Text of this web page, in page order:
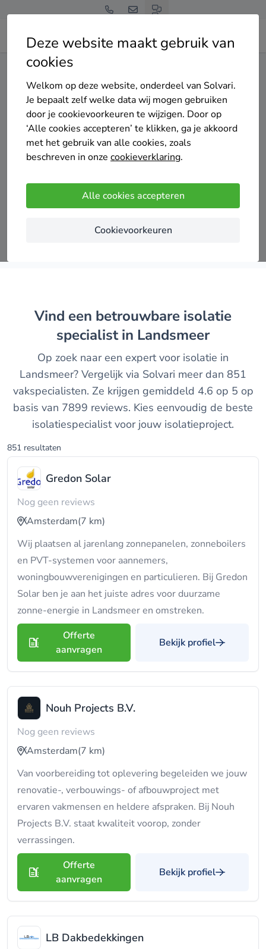
Deze website maakt gebruik van
cookies
Welkom op deze website, onderdeel van Solvari.
Je bepaalt zelf welke data wij mogen gebruiken
door je cookievoorkeuren te wijzigen. Door op
‘Alle cookies accepteren’ te klikken, ga je akkoord
met het gebruik van alle cookies, zoals
beschreven in onze cookieverklaring.
Alle cookies accepteren
Cookievoorkeuren
Home Isolatie
Gratis en vrijblijvend
Top 20 isolatie
specialisten in
Landsmeer
Vergelijk offertes
Vind een betrouwbare isolatie
specialist in Landsmeer
Op zoek naar een expert voor isolatie in
Landsmeer? Vergelijk via Solvari meer dan 851
vakspecialisten. Ze krijgen gemiddeld 4.6 op 5 op
basis van 7899 reviews. Kies eenvoudig de beste
isolatiespecialist voor jouw isolatieproject.
851 resultaten
Gredon Solar
Nog geen reviews
Amsterdam(7 km)
Wij plaatsen al jarenlang zonnepanelen, zonneboilers
en PVT-systemen voor aannemers,
woningbouwverenigingen en particulieren. Bij Gredon
Solar ben je aan het juiste adres voor duurzame
zonne-energie in Landsmeer en omstreken.
Offerte
aanvragen
Bekijk profiel
Nouh Projects B.V.
Nog geen reviews
Amsterdam(7 km)
Van voorbereiding tot oplevering begeleiden we jouw
renovatie-, verbouwings- of afbouwproject met
ervaren vakmensen en heldere afspraken. Bij Nouh
Projects B.V. staat kwaliteit voorop, zonder
verrassingen.
Offerte
aanvragen
Bekijk profiel
LB Dakbedekkingen